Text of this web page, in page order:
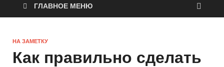
ГЛАВНОЕ МЕНЮ
НА ЗАМЕТКУ
Как правильно сделать